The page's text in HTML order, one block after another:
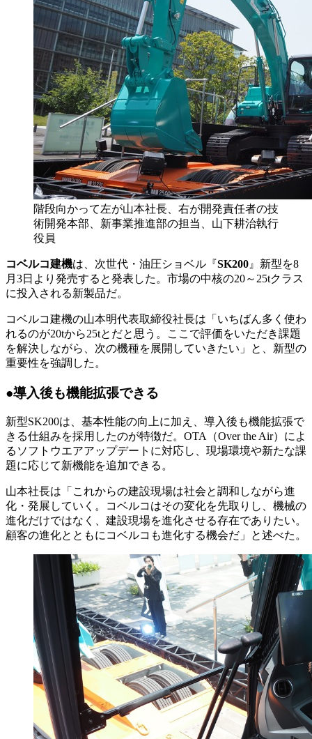
階段向かって左が山本社長、右が開発責任者の技
術開発本部、新事業推進部の担当、山下耕治執行
役員
コベルコ建機は、次世代・油圧ショベル『SK200 』新型を8
月3日より発売すると発表した。市場の中核の20～25tクラス
に投入される新製品だ。
コベルコ建機の山本明代表取締役社長は「いちばん多く使わ
れるのが20tから25tとだと思う。ここで評価をいただき課題
を解決しながら、次の機種を展開していきたい」と、新型の
重要性を強調した。
●導入後も機能拡張できる
新型SK200は、基本性能の向上に加え、導入後も機能拡張で
きる仕組みを採用したのが特徴だ。OTA（Over the Air）によ
るソフトウエアアップデートに対応し、現場環境や新たな課
題に応じて新機能を追加できる。
山本社長は「これからの建設現場は社会と調和しながら進
化・発展していく。コベルコはその変化を先取りし、機械の
進化だけではなく、建設現場を進化させる存在でありたい。
顧客の進化とともにコベルコも進化する機会だ」と述べた。